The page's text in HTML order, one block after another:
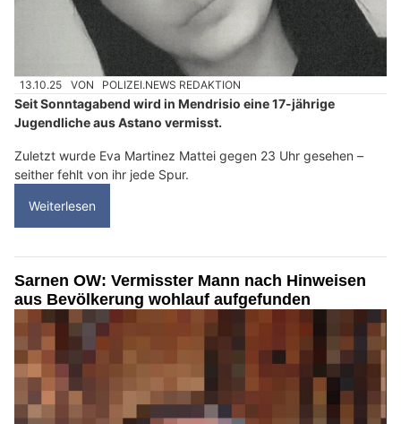
13.10.25 VON POLIZEI.NEWS REDAKTION
Seit Sonntagabend wird in Mendrisio eine 17-jährige
Jugendliche aus Astano vermisst.
Zuletzt wurde Eva Martinez Mattei gegen 23 Uhr gesehen –
seither fehlt von ihr jede Spur.
Weiterlesen
Sarnen OW: Vermisster Mann nach Hinweisen
aus Bevölkerung wohlauf aufgefunden